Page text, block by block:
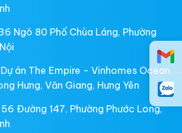
Ngõ 80 Phố Chùa Láng, Phường
án The Empire - Vinhomes Ocean
Hưng, Văn Giang, Hưng Yên
Đường 147, Phường Phước Long,